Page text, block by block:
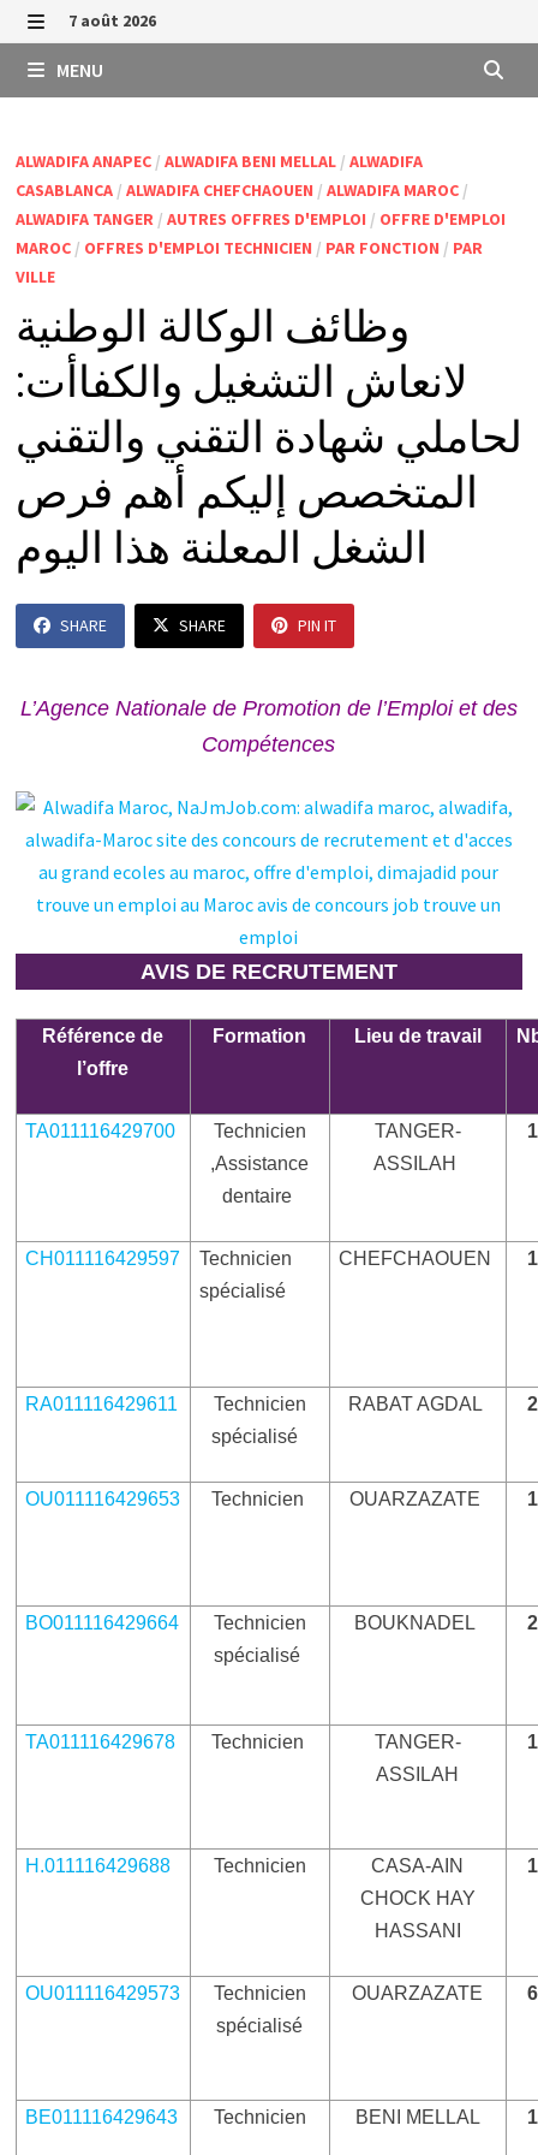
Passer
au
contenu
MENU
7 août 2026
MENU
ALWADIFA ANAPEC/ ALWADIFA BENI MELLAL/ ALWADIFA
CASABLANCA/ ALWADIFA CHEFCHAOUEN / ALWADIFA MAROC/
ALWADIFA TANGER/ AUTRES OFFRES D'EMPLOI / OFFRE D'EMPLOI
MAROC/ OFFRES D'EMPLOI TECHNICIEN / PAR FONCTION / PAR
VILLE
وظائف الوكالة الوطنية
لانعاش التشغيل والكفاأت:
لحاملي شهادة التقني والتقني
المتخصص إليكم أهم فرص
الشغل المعلنة هذا اليوم
SHARE SHARE PIN IT
L’Agence Nationale de Promotion de l’Emploi et des
Compétences
AVIS DE RECRUTEMENT
Référence de
l’offre
Formation Lieu de travail
TA011116429700
Technicien
,Assistance
dentaire
TANGER-
ASSILAH
1
CH011116429597
Technicien
spécialisé
CHEFCHAOUEN 1
RA011116429611
Technicien
spécialisé
RABAT AGDAL 2
OU011116429653 Technicien OUARZAZATE 1
BO011116429664
Technicien
spécialisé
BOUKNADEL 2
TA011116429678 Technicien
TANGER-
ASSILAH
1
H.011116429688 Technicien
CASA-AIN
CHOCK HAY
HASSANI
1
OU011116429573
Technicien
spécialisé
OUARZAZATE 6
BE011116429643 Technicien BENI MELLAL 1